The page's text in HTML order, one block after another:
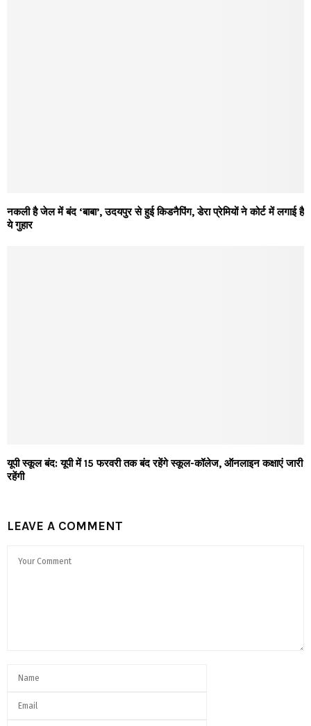
नकली है जेल में बंद ‘बाबा’, उदयपुर से हुई किडनैपिंग, डेरा प्रेमियों ने कोर्ट में लगाई है
ये गुहार
यूपी स्कूल बंद: यूपी में 15 फरवरी तक बंद रहेंगे स्कूल-कॉलेज, ऑनलाइन कक्षाएं जारी
रहेंगी
LEAVE A COMMENT